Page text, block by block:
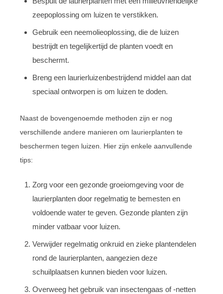
zeepoplossing om luizen te verstikken.
Gebruik een neemolieoplossing, die de luizen
bestrijdt en tegelijkertijd de planten voedt en
beschermt.
Breng een laurierluizenbestrijdend middel aan dat
speciaal ontworpen is om luizen te doden.
Naast de bovengenoemde methoden zijn er nog
verschillende andere manieren om laurierplanten te
beschermen tegen luizen. Hier zijn enkele aanvullende
tips:
Zorg voor een gezonde groeiomgeving voor de
laurierplanten door regelmatig te bemesten en
voldoende water te geven. Gezonde planten zijn
minder vatbaar voor luizen.
Verwijder regelmatig onkruid en zieke plantendelen
rond de laurierplanten, aangezien deze
schuilplaatsen kunnen bieden voor luizen.
Overweeg het gebruik van insectengaas of -netten